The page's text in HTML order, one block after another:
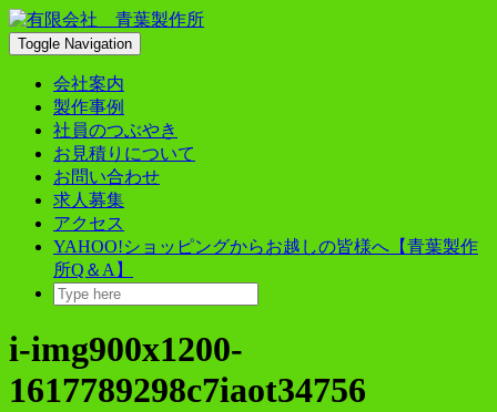
Skip
to
content
Toggle Navigation
会社案内
製作事例
社員のつぶやき
お見積りについて
お問い合わせ
求人募集
アクセス
YAHOO!ショッピングからお越しの皆様へ【青葉製作
所Q＆A】
i-img900x1200-
1617789298c7iaot34756